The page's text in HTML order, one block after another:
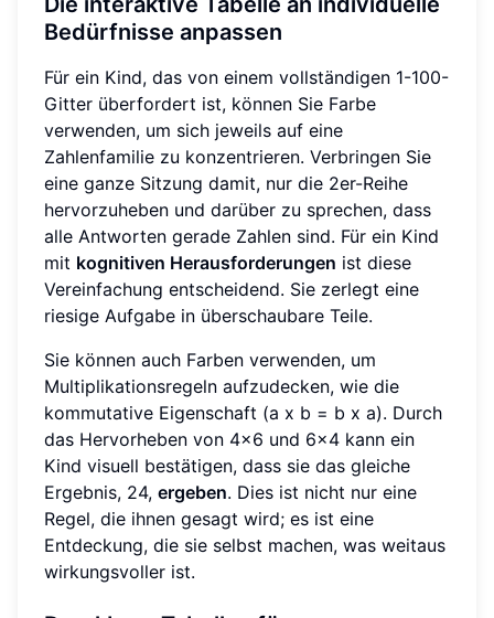
Bedürfnisse anpassen
Für ein Kind, das von einem vollständigen 1-100-
Gitter überfordert ist, können Sie Farbe
verwenden, um sich jeweils auf eine
Zahlenfamilie zu konzentrieren. Verbringen Sie
eine ganze Sitzung damit, nur die 2er-Reihe
hervorzuheben und darüber zu sprechen, dass
alle Antworten gerade Zahlen sind. Für ein Kind
mit kognitiven Herausforderungen ist diese
Vereinfachung entscheidend. Sie zerlegt eine
riesige Aufgabe in überschaubare Teile.
Sie können auch Farben verwenden, um
Multiplikationsregeln aufzudecken, wie die
kommutative Eigenschaft (a x b = b x a). Durch
das Hervorheben von 4x6 und 6x4 kann ein
Kind visuell bestätigen, dass sie das gleiche
Ergebnis, 24, ergeben. Dies ist nicht nur eine
Regel, die ihnen gesagt wird; es ist eine
Entdeckung, die sie selbst machen, was weitaus
wirkungsvoller ist.